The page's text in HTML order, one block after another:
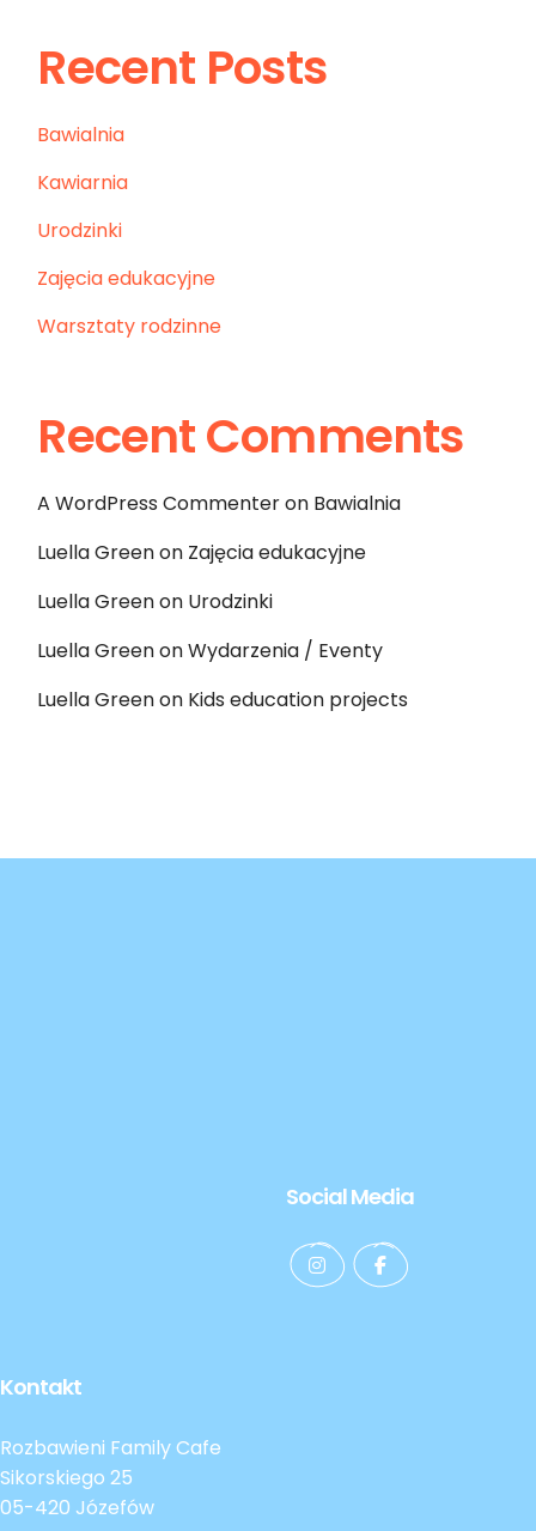
Recent Posts
Bawialnia
Kawiarnia
Urodzinki
Zajęcia edukacyjne
Warsztaty rodzinne
Recent Comments
A WordPress Commenteron Bawialnia
Luella Greenon Zajęcia edukacyjne
Luella Greenon Urodzinki
Luella GreenonWydarzenia / Eventy
Luella Greenon Kids education projects
Social Media
Kontakt
Rozbawieni Family Cafe
Sikorskiego 25
05-420 Józefów